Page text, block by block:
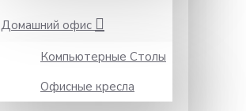
Домашний офис
Компьютерные Столы
Офисные кресла